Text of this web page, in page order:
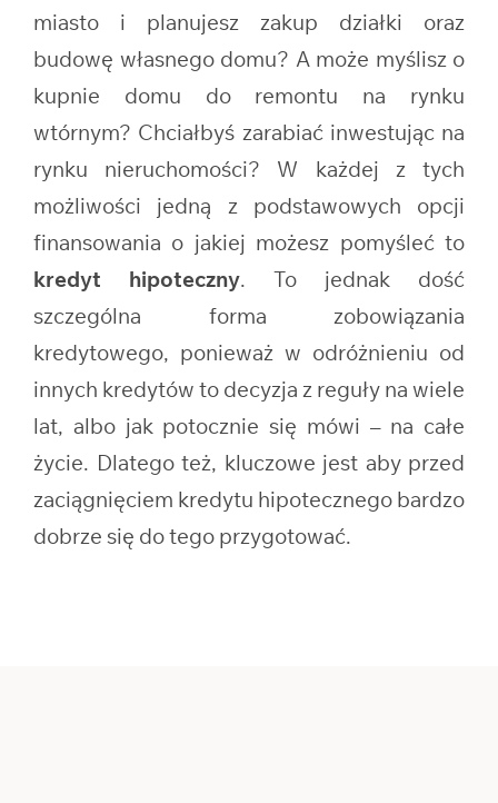
miasto i planujesz zakup działki oraz
budowę własnego domu? A może myślisz o
kupnie domu do remontu na rynku
wtórnym? Chciałbyś zarabiać inwestując na
rynku nieruchomości? W każdej z tych
możliwości jedną z podstawowych opcji
finansowania o jakiej możesz pomyśleć to
kredyt hipoteczny. To jednak dość
szczególna forma zobowiązania
kredytowego, ponieważ w odróżnieniu od
innych kredytów to decyzja z reguły na wiele
lat, albo jak potocznie się mówi – na całe
życie. Dlatego też, kluczowe jest aby przed
zaciągnięciem kredytu hipotecznego bardzo
dobrze się do tego przygotować.